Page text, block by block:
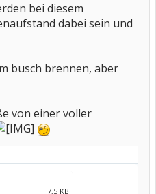
bei diesem
dabei sein und
busch brennen, aber
von einer voller
7,5 KB